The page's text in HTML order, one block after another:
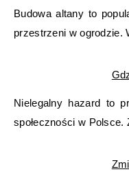
Budowa altany to
przestrzeni w ogrodzie.
Nielegalny hazard to
społeczności w Polsce.